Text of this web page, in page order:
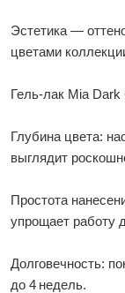
Эстетика —
цветами
Гель‑лак Mia
Глубина цвета:
выглядит
Простота
упрощает работу
Долговечность:
до 4 недель.